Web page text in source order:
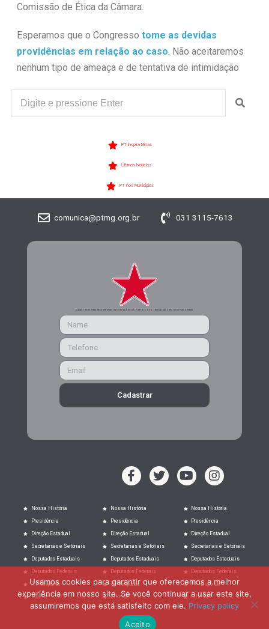
Comissão de Ética da Câmara.
Esperamos que o Congresso tome as devidas
providências em relação ao caso . Não aceitaremos
nenhum tipo de ameaça e de tentativa de intimidação
PT Inspira Minas
Últimas Notícias
PT nos Municípios
comunica@ptmg.org.br 031 3115-7613
CADASTRE-SE PARA RECEBER MAIS INFORMAÇÕES DO PARTIDO DOS TRABALHADORES DE MINAS GERAIS
Cadastrar
Nossa História
Presidência
Direção Estadual
Secretarias e Setoriais
Deputados Estaduais
Deputados Federais
PT Responde
Filie-se
Nossa História
Presidência
Direção Estadual
Secretarias e Setoriais
Deputados Estaduais
Deputados Federais
PT Responde
Filie-se
Nossa História
Presidência
Direção Estadual
Secretarias e Setoriais
Deputados Estaduais
Deputados Federais
PT Responde
Filie-se
Usamos cookies para garantir que oferecemos a melhor
experiência em nosso site. Se você continuar a usar este site,
assumiremos que está satisfeito com ele. Privacy policy
Aceito